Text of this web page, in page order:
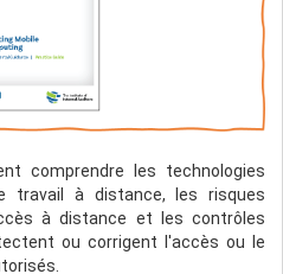
comprendre les technologies
travail à distance, les risques
à distance et les contrôles
ou corrigent l'accès ou le